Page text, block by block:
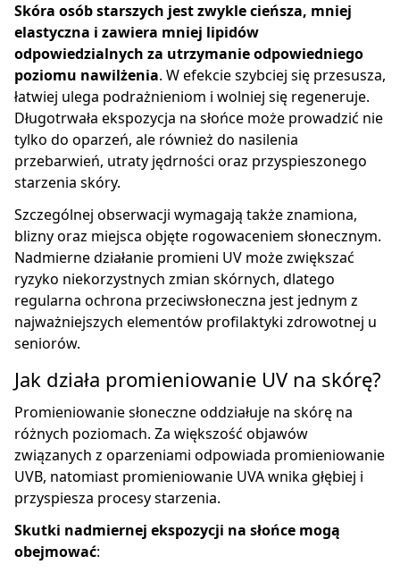
Skóra osób starszych jest zwykle cieńsza, mniej
elastyczna i zawiera mniej lipidów
odpowiedzialnych za utrzymanie odpowiedniego
poziomu nawilżenia. W efekcie szybciej się przesusza,
łatwiej ulega podrażnieniom i wolniej się regeneruje.
Długotrwała ekspozycja na słońce może prowadzić nie
tylko do oparzeń, ale również do nasilenia
przebarwień, utraty jędrności oraz przyspieszonego
starzenia skóry.
Szczególnej obserwacji wymagają także znamiona,
blizny oraz miejsca objęte rogowaceniem słonecznym.
Nadmierne działanie promieni UV może zwiększać
ryzyko niekorzystnych zmian skórnych, dlatego
regularna ochrona przeciwsłoneczna jest jednym z
najważniejszych elementów profilaktyki zdrowotnej u
seniorów.
Jak działa promieniowanie UV na skórę?
Promieniowanie słoneczne oddziałuje na skórę na
różnych poziomach. Za większość objawów
związanych z oparzeniami odpowiada promieniowanie
UVB, natomiast promieniowanie UVA wnika głębiej i
przyspiesza procesy starzenia.
Skutki nadmiernej ekspozycji na słońce mogą
obejmować: